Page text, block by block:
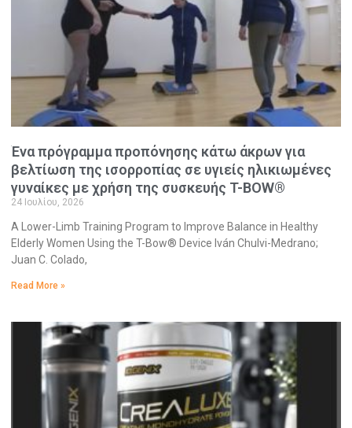
Ένα πρόγραμμα προπόνησης κάτω άκρων για
βελτίωση της ισορροπίας σε υγιείς ηλικιωμένες
γυναίκες με χρήση της συσκευής T-BOW®
24 Ιουλίου, 2026
A Lower-Limb Training Program to Improve Balance in Healthy
Elderly Women Using the T-Bow® Device Iván Chulvi-Medrano;
Juan C. Colado,
Read More »